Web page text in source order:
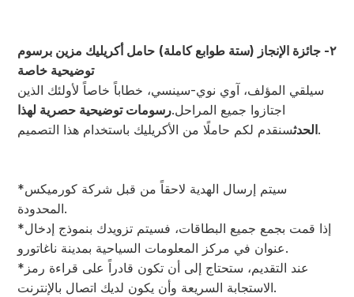
٢- جائزة الإنجاز (ستة طوابع كاملة)
حامل أكريليك مزين برسوم
توضيحية خاصة
سيلقي المؤلف، آوي نوي-سينسي، خطاباً خاصاً لأولئك الذين
اجتازوا جميع المراحل.رسومات توضيحية حصرية لهذا
الحدثسنقدم لكم حاملًا من الأكريليك باستخدام هذا التصميم.
*سيتم إرسال الهدية لاحقاً من قبل شركة كورميكس
المحدودة.
*إذا قمت بجمع جميع البطاقات، فسيتم تزويدك بنموذج إدخال
عنوان في مركز المعلومات السياحية بمدينة ناغاتورو.
*عند التقديم، ستحتاج إلى أن تكون قادراً على قراءة رمز
الاستجابة السريعة وأن يكون لديك اتصال بالإنترنت.